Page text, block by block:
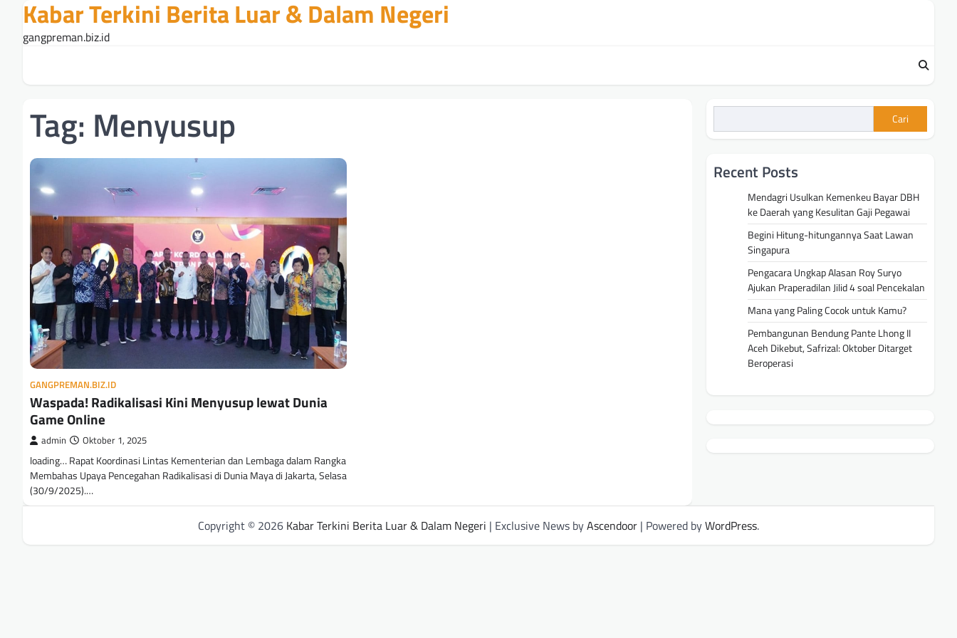
content
Kabar Terkini Berita Luar & Dalam Negeri
gangpreman.biz.id
Tag: Menyusup
GANGPREMAN.BIZ.ID
Waspada! Radikalisasi Kini Menyusup lewat Dunia
Game Online
admin Oktober 1, 2025
loading… Rapat Koordinasi Lintas Kementerian dan Lembaga dalam Rangka
Membahas Upaya Pencegahan Radikalisasi di Dunia Maya di Jakarta, Selasa
(30/9/2025).…
Cari
Recent Posts
Mendagri Usulkan Kemenkeu Bayar DBH
ke Daerah yang Kesulitan Gaji Pegawai
Begini Hitung-hitungannya Saat Lawan
Singapura
Pengacara Ungkap Alasan Roy Suryo
Ajukan Praperadilan Jilid 4 soal Pencekalan
Mana yang Paling Cocok untuk Kamu?
Pembangunan Bendung Pante Lhong II
Aceh Dikebut, Safrizal: Oktober Ditarget
Beroperasi
Copyright © 2026 Kabar Terkini Berita Luar & Dalam Negeri | Exclusive News byAscendoor | Powered byWordPress.